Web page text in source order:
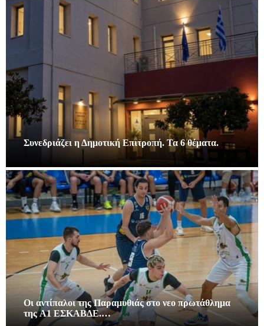
Συνεδριάζει η Δημοτική Επιτροπή. Τα 6 θέματα.
Οι αντίπαλοι της Παραμυθιάς στο νεο πρωτάθλημα
της A1 ΕΣΚΑΒΔΕ.…